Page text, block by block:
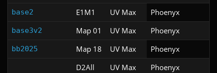
base2 E1M1 UV Max Phoenyx
base3v2 Map 01 UV Max Phoenyx
bb2025 Map 18 UV Max Phoenyx
D2All UV Max Phoenyx